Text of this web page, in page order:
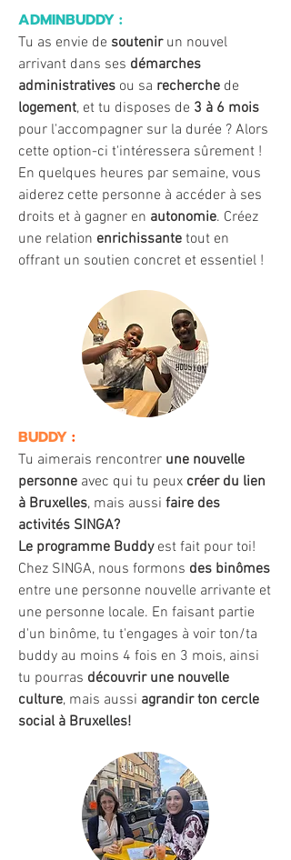
ADMINBUDDY :
​Tu as envie de soutenir un nouvel
arrivant dans ses démarches
administratives ou sa recherche de
logement, et tu disposes de 3 à 6 mois
pour l'accompagner sur la durée ? Alors
cette option-ci t'intéressera sûrement !
En quelques heures par semaine, vous
aiderez cette personne à accéder à ses
droits et à gagner en autonomie. Créez
une relation enrichissante tout en
offrant un soutien concret et essentiel !
BUDDY :
Tu aimerais rencontrer une nouvelle
personne avec qui tu peux créer du lien
à Bruxelles, mais aussi faire des
activités SINGA?
Le programme Buddyest fait pour toi!
Chez SINGA, nous formons des binômes
entre une personne nouvelle arrivante et
une personne locale. En faisant partie
d'un binôme, tu t'engages à voir ton/ta
buddy au moins 4 fois en 3 mois, ainsi
tu pourras découvrir une nouvelle
culture, mais aussi agrandir ton cercle
social à Bruxelles!